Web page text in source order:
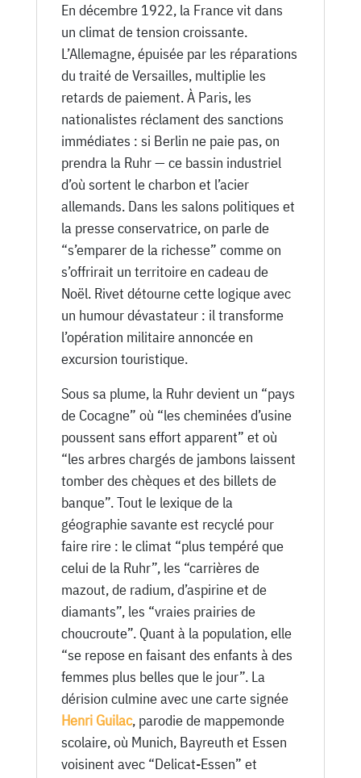
En décembre 1922, la France vit dans
un climat de tension croissante.
L’Allemagne, épuisée par les réparations
du traité de Versailles, multiplie les
retards de paiement. À Paris, les
nationalistes réclament des sanctions
immédiates : si Berlin ne paie pas, on
prendra la Ruhr — ce bassin industriel
d’où sortent le charbon et l’acier
allemands. Dans les salons politiques et
la presse conservatrice, on parle de
“s’emparer de la richesse” comme on
s’offrirait un territoire en cadeau de
Noël. Rivet détourne cette logique avec
un humour dévastateur : il transforme
l’opération militaire annoncée en
excursion touristique.
Sous sa plume, la Ruhr devient un “pays
de Cocagne” où “les cheminées d’usine
poussent sans effort apparent” et où
“les arbres chargés de jambons laissent
tomber des chèques et des billets de
banque”. Tout le lexique de la
géographie savante est recyclé pour
faire rire : le climat “plus tempéré que
celui de la Ruhr”, les “carrières de
mazout, de radium, d’aspirine et de
diamants”, les “vraies prairies de
choucroute”. Quant à la population, elle
“se repose en faisant des enfants à des
femmes plus belles que le jour”. La
dérision culmine avec une carte signée
Henri Guilac, parodie de mappemonde
scolaire, où Munich, Bayreuth et Essen
voisinent avec “Delicat-Essen” et